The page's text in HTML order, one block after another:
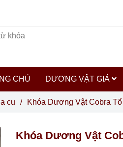
CHỦ DƯƠNG VẬT GIẢ
cu / Khóa Dương Vật Cobra
Khóa Dương Vật